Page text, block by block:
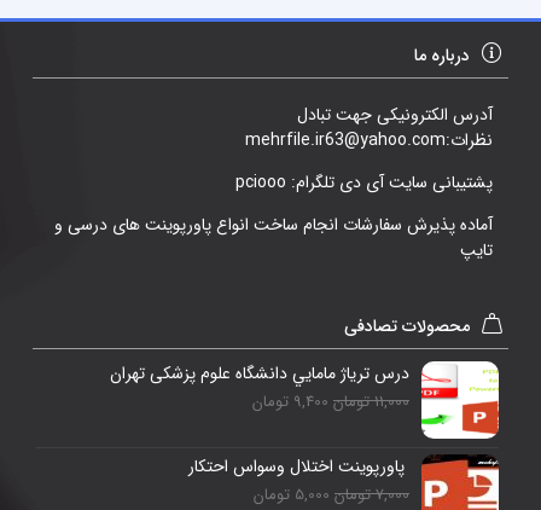
درباره ما
آدرس الکترونیکی جهت تبادل
نظرات:mehrfile.ir63@yahoo.com
پشتیبانی سایت آی دی تلگرام: pciooo
آماده پذیرش سفارشات انجام ساخت انواع پاورپوینت های درسی و
تایپ
محصولات تصادفی
درس ترياژ مامايي دانشگاه علوم پزشکی تهران
11,000 تومان 9,400 تومان
پاورپوینت اختلال وسواس احتکار
7,000 تومان 5,000 تومان